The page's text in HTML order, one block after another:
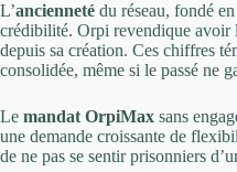
L’ancienneté du réseau, fondé
crédibilité. Orpi revendique avoir
depuis sa création. Ces chiffres
consolidée, même si le passé ne
Le mandat OrpiMax sans
une demande croissante de
de ne pas se sentir prisonniers